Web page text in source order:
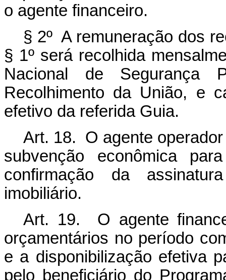
o agente financeiro.
§ 2º A remuneração dos
§ 1º será recolhida
Nacional de
Recolhimento da União, e
efetivo da referida Guia.
Art. 18. O agente
subvenção econômica
confirmação da
imobiliário.
Art. 19. O agente
orçamentários no período
e a disponibilização efetiva
pelo beneficiário do